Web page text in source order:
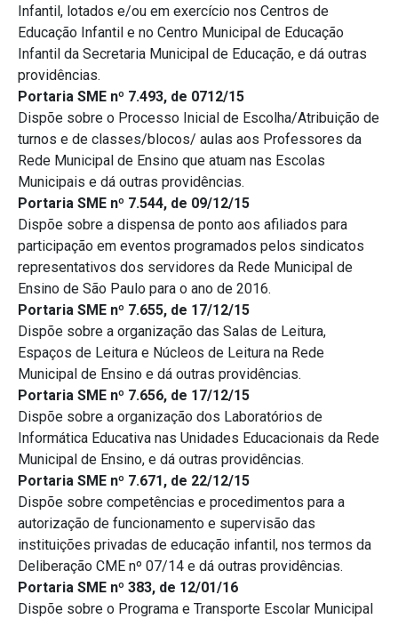
Infantil, lotados e/ou em exercício nos Centros de
Educação Infantil e no Centro Municipal de Educação
Infantil da Secretaria Municipal de Educação, e dá outras
providências.
Portaria SME nº 7.493, de 0712/15
Dispõe sobre o Processo Inicial de Escolha/Atribuição de
turnos e de classes/blocos/ aulas aos Professores da
Rede Municipal de Ensino que atuam nas Escolas
Municipais e dá outras providências.
Portaria SME nº 7.544, de 09/12/15
Dispõe sobre a dispensa de ponto aos afiliados para
participação em eventos programados pelos sindicatos
representativos dos servidores da Rede Municipal de
Ensino de São Paulo para o ano de 2016.
Portaria SME nº 7.655, de 17/12/15
Dispõe sobre a organização das Salas de Leitura,
Espaços de Leitura e Núcleos de Leitura na Rede
Municipal de Ensino e dá outras providências.
Portaria SME nº 7.656, de 17/12/15
Dispõe sobre a organização dos Laboratórios de
Informática Educativa nas Unidades Educacionais da Rede
Municipal de Ensino, e dá outras providências.
Portaria SME nº 7.671, de 22/12/15
Dispõe sobre competências e procedimentos para a
autorização de funcionamento e supervisão das
instituições privadas de educação infantil, nos termos da
Deliberação CME nº 07/14 e dá outras providências.
Portaria SME nº 383, de 12/01/16
Dispõe sobre o Programa e Transporte Escolar Municipal